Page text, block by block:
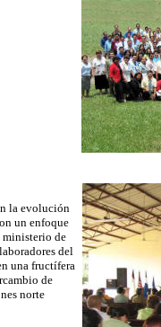
la evolución
un enfoque
ministerio de
del
una fructífera
de
norte